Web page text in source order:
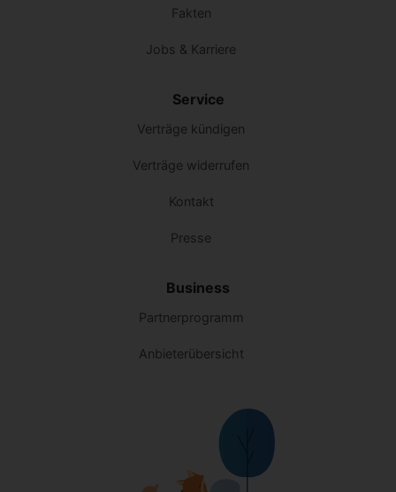
Fakten
Jobs & Karriere
Service
Verträge kündigen
Verträge widerrufen
Kontakt
Presse
Business
Partnerprogramm
Anbieterübersicht